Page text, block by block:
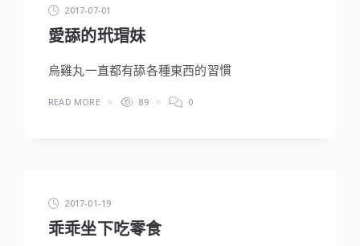
2017-07-01
愛舔的玳瑁妹
烏雞丸一直都有舔各種東西的習慣
READ MORE 89 0
2017-01-19
乖乖坐下吃零食